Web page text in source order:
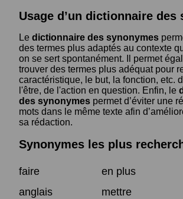
Usage d’un dictionnaire des
Le dictionnaire des synonymes
des termes plus adaptés au contexte
on se sert spontanément. Il permet
trouver des termes plus adéquat pour
caractéristique, le but, la fonction, etc.
l'être, de l'action en question. Enfin, le
des synonymes permet d’éviter une
mots dans le même texte afin
sa rédaction.
Synonymes les plus
faire
en plus
anglais
mettre